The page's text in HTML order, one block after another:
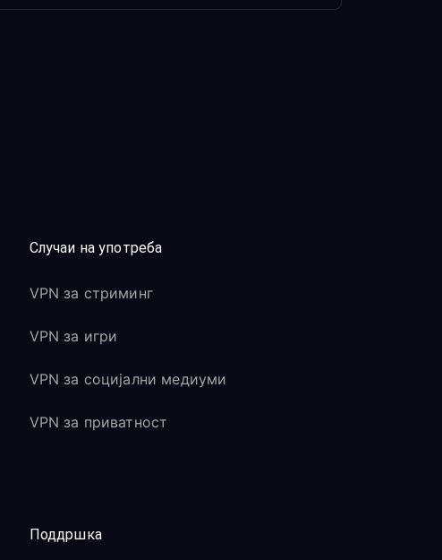
Случаи на употреба
VPN за стриминг
VPN за игри
VPN за социјални медиуми
VPN за приватност
Поддршка